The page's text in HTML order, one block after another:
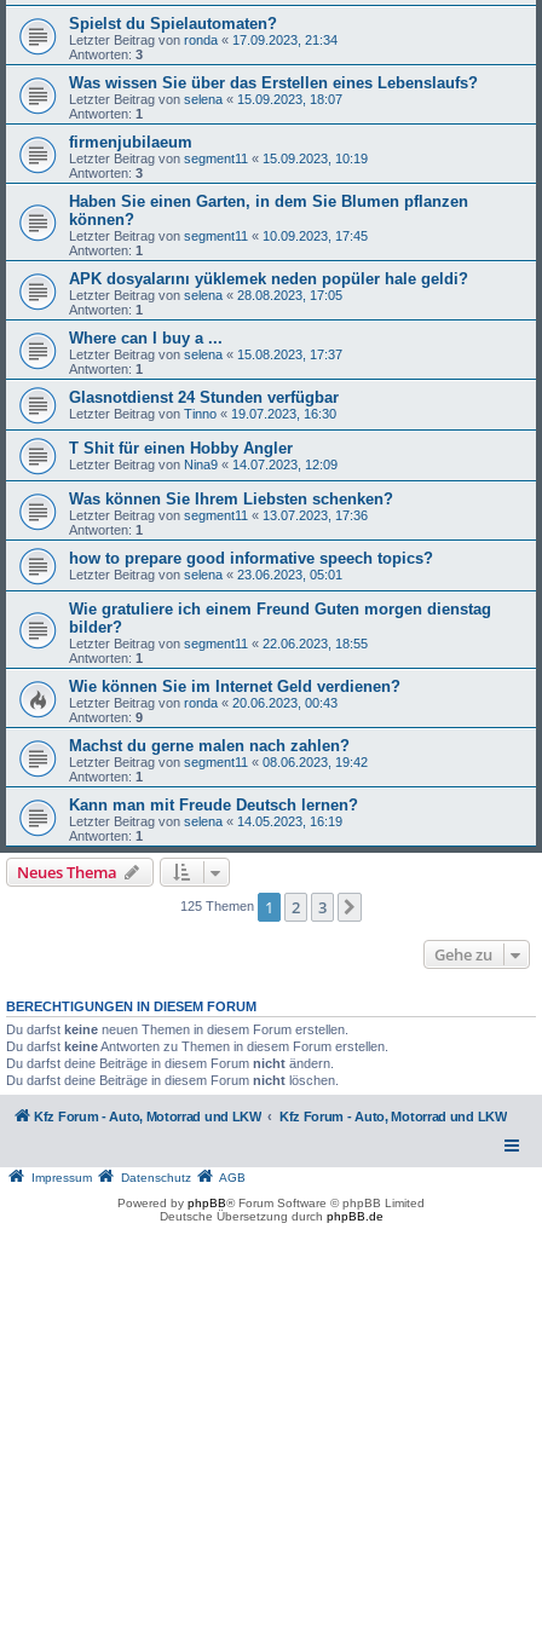
Spielst du Spielautomaten?
Letzter Beitrag von ronda « 17.09.2023, 21:34
Antworten: 3
Was wissen Sie über das Erstellen eines Lebenslaufs?
Letzter Beitrag von selena « 15.09.2023, 18:07
Antworten: 1
firmenjubilaeum
Letzter Beitrag von segment11 « 15.09.2023, 10:19
Antworten: 3
Haben Sie einen Garten, in dem Sie Blumen pflanzen
können?
Letzter Beitrag von segment11 « 10.09.2023, 17:45
Antworten: 1
APK dosyalarını yüklemek neden popüler hale geldi?
Letzter Beitrag von selena « 28.08.2023, 17:05
Antworten: 1
Where can I buy a ...
Letzter Beitrag von selena « 15.08.2023, 17:37
Antworten: 1
Glasnotdienst 24 Stunden verfügbar
Letzter Beitrag von Tinno « 19.07.2023, 16:30
T Shit für einen Hobby Angler
Letzter Beitrag von Nina9 « 14.07.2023, 12:09
Was können Sie Ihrem Liebsten schenken?
Letzter Beitrag von segment11 « 13.07.2023, 17:36
Antworten: 1
how to prepare good informative speech topics?
Letzter Beitrag von selena « 23.06.2023, 05:01
Wie gratuliere ich einem Freund Guten morgen dienstag
bilder?
Letzter Beitrag von segment11 « 22.06.2023, 18:55
Antworten: 1
Wie können Sie im Internet Geld verdienen?
Letzter Beitrag von ronda « 20.06.2023, 00:43
Antworten: 9
Machst du gerne malen nach zahlen?
Letzter Beitrag von segment11 « 08.06.2023, 19:42
Antworten: 1
Kann man mit Freude Deutsch lernen?
Letzter Beitrag von selena « 14.05.2023, 16:19
Antworten: 1
Neues Thema
125 Themen 1 2 3
Gehe zu
BERECHTIGUNGEN IN DIESEM FORUM
Du darfst keine neuen Themen in diesem Forum erstellen.
Du darfst keineAntworten zu Themen in diesem Forum erstellen.
Du darfst deine Beiträge in diesem Forum nicht ändern.
Du darfst deine Beiträge in diesem Forum nicht löschen.
Kfz Forum - Auto, Motorrad und LKW Kfz Forum - Auto, Motorrad und LKW
Impressum Datenschutz
AGB
Powered by phpBB® Forum Software © phpBB Limited
Deutsche Übersetzung durch phpBB.de